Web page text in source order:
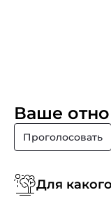
Ваше
Проголосовать
Для